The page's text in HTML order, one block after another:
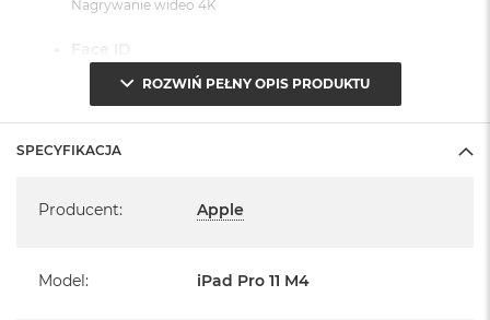
Nagrywanie wideo 4K
Face ID
Technologia rozpoznawania twarzy w aparacie TrueDepth
do odblokowywania iPada, ochrony danych, bezpiecznych
zakupów oraz szybkiego uwierzytelniania.
ROZWIŃ PEŁNY OPIS PRODUKTU
SPECYFIKACJA
Producent: Apple
Model: iPad Pro 11 M4